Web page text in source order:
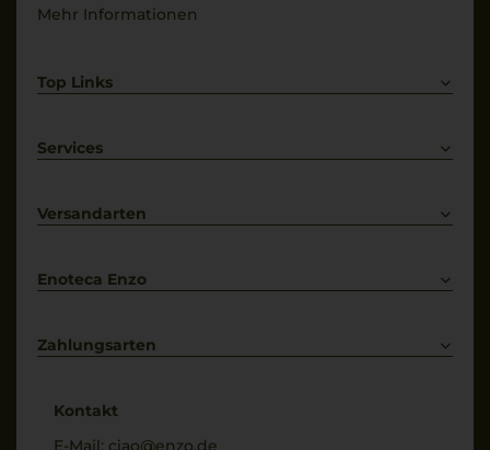
Mehr Informationen
Top Links
Weißwein
Services
Kontakt
Versandarten
Enoteca Enzo
Bewertungs-Richtlinien
Zahlungsarten
Kontakt
E-Mail: ciao@enzo.de